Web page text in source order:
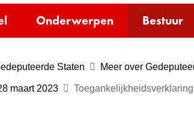
Onderwerpen Bestuur
Staten Meer over
maart 2023